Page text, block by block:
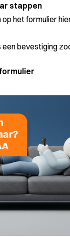
stappen
op het formulier
een bevestiging